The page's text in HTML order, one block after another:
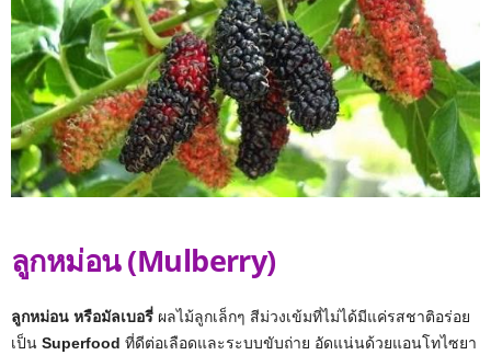
ลูกหม่อน (Mulberry)
ลูกหม่อน หรือมัลเบอรี่ ผลไม้ลูกเล็กๆ สีม่วงเข้มที่ไม่ได้มีแค่รสชาติอร่อย
เป็น Superfood ที่ดีต่อเลือดและระบบขับถ่าย อัดแน่นด้วยแอนโทไซยา